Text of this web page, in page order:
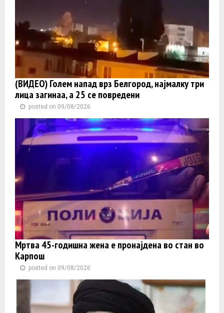
(ВИДЕО) Голем напад врз Белгород, најмалку три
лица загинаа, а 25 се повредени
posted on 09/08/2026
Мртва 45-годишна жена е пронајдена во стан во
Карпош
posted on 09/08/2026